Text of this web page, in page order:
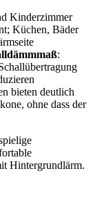
Kinderzimmer
Küchen, Bäder
:
bieten deutlich
ohne dass der
Hintergrundlärm.